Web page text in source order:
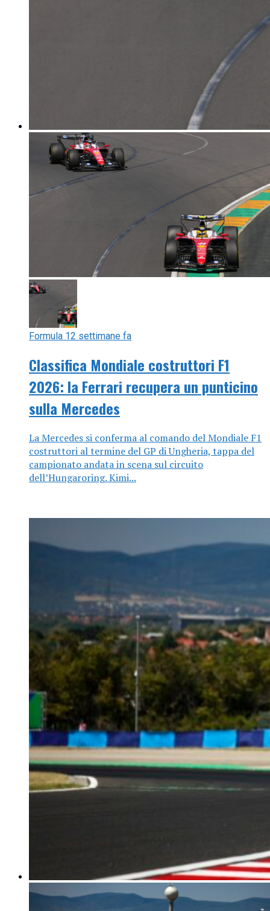
Formula 12 settimane fa
Classifica Mondiale costruttori F1
2026: la Ferrari recupera un punticino
sulla Mercedes
La Mercedes si conferma al comando del Mondiale F1
costruttori al termine del GP di Ungheria, tappa del
campionato andata in scena sul circuito
dell’Hungaroring. Kimi...